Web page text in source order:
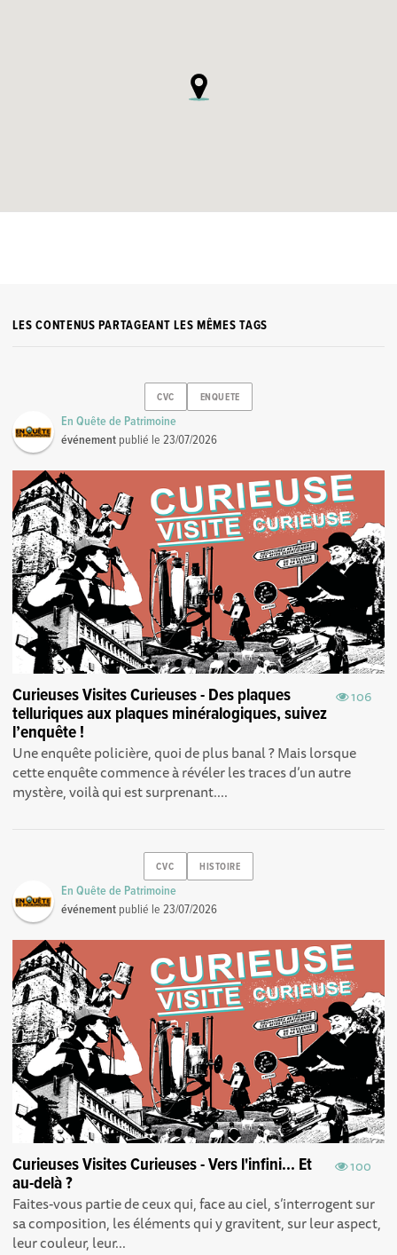
LES CONTENUS PARTAGEANT LES MÊMES TAGS
CVC ENQUETE
En Quête de Patrimoine
événement publié le23/07/2026
106
Curieuses Visites Curieuses - Des plaques
telluriques aux plaques minéralogiques, suivez
l’enquête !
Une enquête policière, quoi de plus banal ? Mais lorsque
cette enquête commence à révéler les traces d’un autre
mystère, voilà qui est surprenant....
CVC HISTOIRE
En Quête de Patrimoine
événement publié le23/07/2026
100
Curieuses Visites Curieuses - Vers l'infini... Et
au-delà ?
Faites-vous partie de ceux qui, face au ciel, s’interrogent sur
sa composition, les éléments qui y gravitent, sur leur aspect,
leur couleur, leur...